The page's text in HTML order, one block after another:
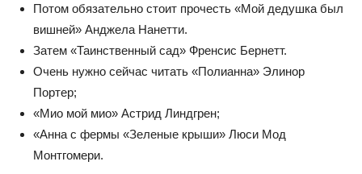
Потом обязательно стоит прочесть «Мой дедушка был
вишней» Анджела Нанетти.
Затем «Таинственный сад» Френсис Бернетт.
Очень нужно сейчас читать «Полианна» Элинор
Портер;
«Мио мой мио» Астрид Линдгрен;
«Анна с фермы «Зеленые крыши» Люси Мод
Монтгомери.